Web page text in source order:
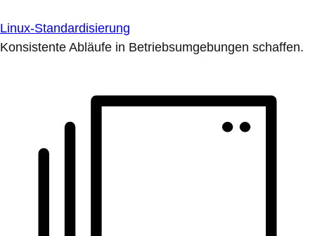
Linux-Standardisierung
Konsistente Abläufe in Betriebsumgebungen schaffen.